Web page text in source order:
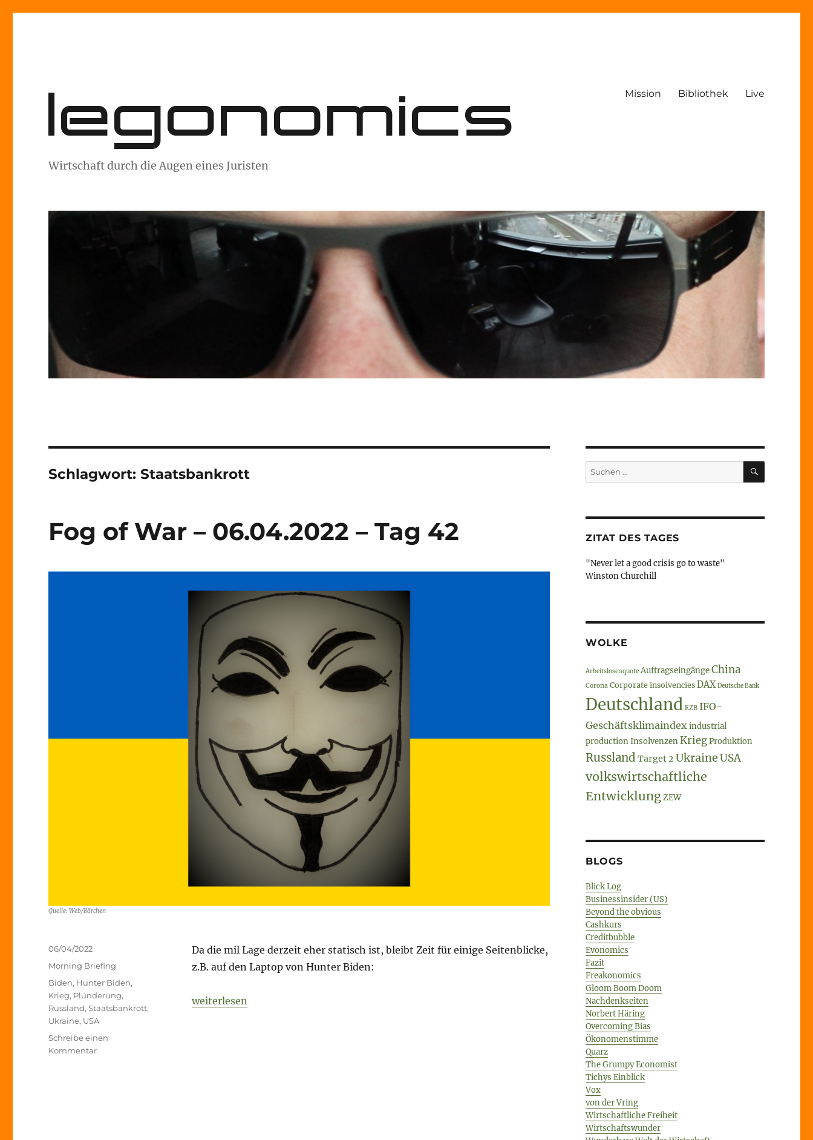
legonomics
Wirtschaft durch die Augen eines Juristen
Mission Bibliothek Live
Schlagwort:Staatsbankrott
Fog of War – 06.04.2022 – Tag 42
Quelle: Web/Bärchen
Da die mil Lage derzeit eher statisch ist, bleibt Zeit für einige Seitenblicke,
z.B. auf den Laptop von Hunter Biden:
„Fog of War – 06.04.2022 – Tag 42“
weiterlesen
Veröffentlicht
am
06/04/2022
Kategorien
Morning Briefing
Schlagwörter
Biden, Hunter Biden,
Krieg, Plünderung,
Russland,Staatsbankrott,
Ukraine, USA
Schreibe einen
Kommentarzu
Suche
nach:
SUCHEN
ZITAT DES TAGES
"Never let a good crisis go to waste"
Winston Churchill
WOLKE
Arbeitslosenquote AuftragseingängeChina
Corona Corporate insolvencies DAX Deutsche Bank
Deutschland EZB IFO-
Geschäftsklimaindexindustrial
productionInsolvenzenKriegProduktion
Russland Target 2 UkraineUSA
volkswirtschaftliche
EntwicklungZEW
BLOGS
Blick Log
Businessinsider (US)
Beyond the obvious
Cashkurs
Creditbubble
Evonomics
Fazit
Freakonomics
Gloom Boom Doom
Nachdenkseiten
Norbert Häring
Overcoming Bias
Ökonomenstimme
Quarz
The Grumpy Economist
Tichys Einblick
Vox
von der Vring
Wirtschaftliche Freiheit
Wirtschaftswunder